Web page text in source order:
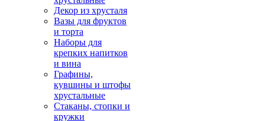
Декор из хрусталя
Вазы для фруктов
и торта
Наборы для
крепких напитков
и вина
Графины,
кувшины и штофы
хрустальные
Стаканы, стопки и
кружки